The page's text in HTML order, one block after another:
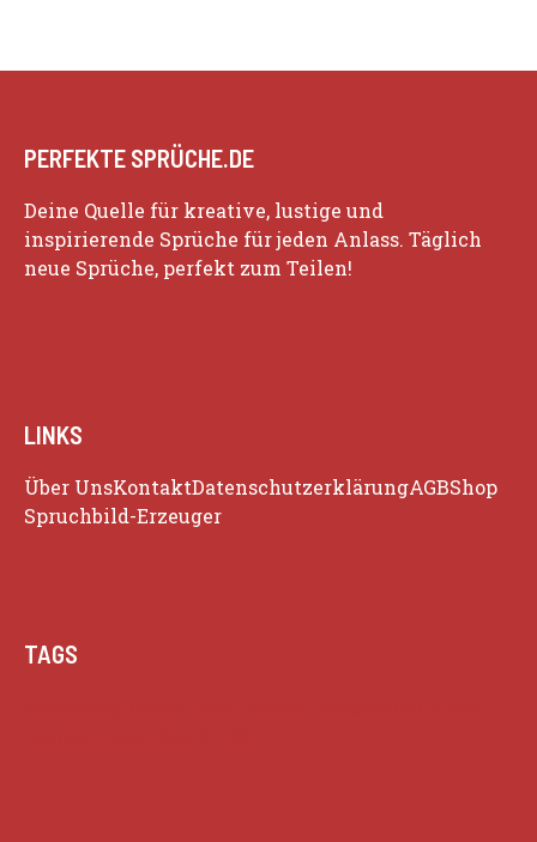
PERFEKTE SPRÜCHE.DE
Deine Quelle für kreative, lustige und
inspirierende Sprüche für jeden Anlass. Täglich
neue Sprüche, perfekt zum Teilen!
LINKS
Über UnsKontaktDatenschutzerklärungAGBShop
Spruchbild-Erzeuger
TAGS